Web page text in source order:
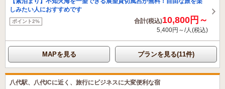
しみたい人におすすめです
ポイント2% 合計(税込)10,800円～
5,400円～/人(税込)
MAPを見る プランを見る(11件)
八代駅、八代ICに近く、旅行にビジネスに大変便利な宿